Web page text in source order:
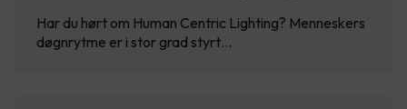
Har du hørt om Human Centric Lighting? Menneskers
døgnrytme er i stor grad styrt…